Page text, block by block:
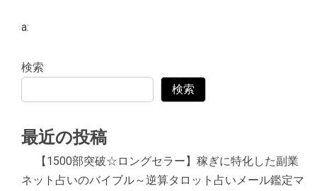
a:
検索
検索
最近の投稿
【1500部突破☆ロングセラー】稼ぎに特化した副業
ネット占いのバイブル～逆算タロット占いメール鑑定マ